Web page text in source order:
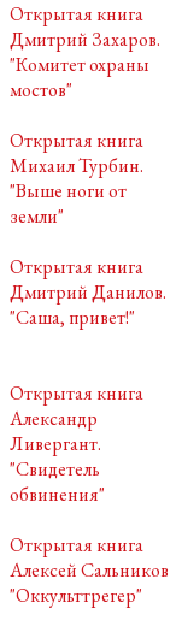
Открытая книга
Дмитрий Захаров.
"Комитет охраны
мостов"
Открытая книга
Михаил Турбин.
"Выше ноги от
земли"
Открытая книга
Дмитрий Данилов.
"Саша, привет!"
Открытая книга
Александр
Ливергант.
"Свидетель
обвинения"
Открытая книга
Алексей Сальников
"Оккульттрегер"